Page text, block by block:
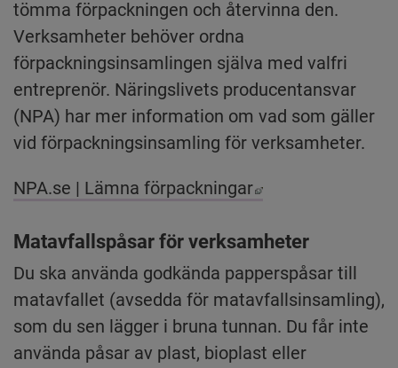
tömma förpackningen och återvinna den.
Verksamheter behöver ordna
förpackningsinsamlingen själva med valfri
entreprenör. Näringslivets producentansvar
(NPA) har mer information om vad som gäller
vid förpackningsinsamling för verksamheter.
NPA.se | Lämna förpackningar Länk till annan
Matavfallspåsar för verksamheter
Du ska använda godkända papperspåsar till
matavfallet (avsedda för matavfallsinsamling),
som du sen lägger i bruna tunnan. Du får inte
använda påsar av plast, bioplast eller